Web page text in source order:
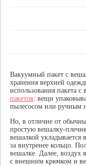
Вакуумный пакет с
хранения верхней
использования пакета
пакетов: вещи
пылесосом или ручным
Но, в отличие от
простую вешалку-
вешалкой укладывается
за внутренее кольцо.
вешалке. Далее, воздух
с внешним крючком и